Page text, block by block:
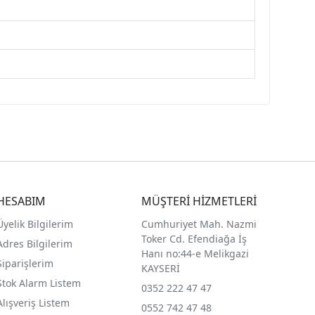
Bilgilerim
Bilgilerim
Alarm Listem
Listem
MÜŞTERİ HİZMETLERİ
Cumhuriyet Mah. Nazmi
Toker Cd. Efendiağa İş
Hanı no:44-e Melikgazi
KAYSERİ
0352 222 47 47
0552 742 47 48